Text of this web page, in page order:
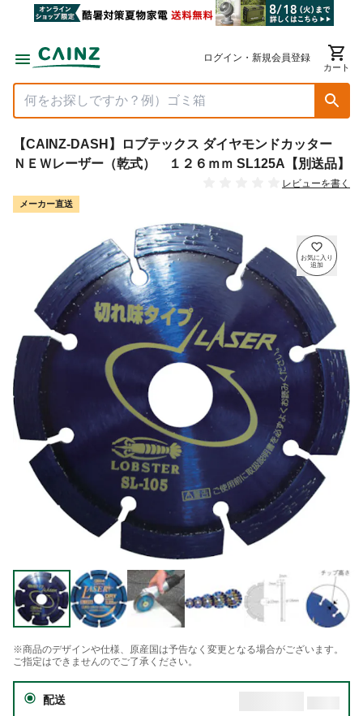
ログイン・新規会員登録
カート
【CAINZ-DASH】ロブテックス ダイヤモンドカッター
ＮＥＷレーザー（乾式） １２６ｍｍ SL125A【別送品】
レビューを書く
メーカー直送
※商品のデザインや仕様、原産国は予告なく変更となる場合がございます。
ご指定はできませんのでご了承ください。
配送